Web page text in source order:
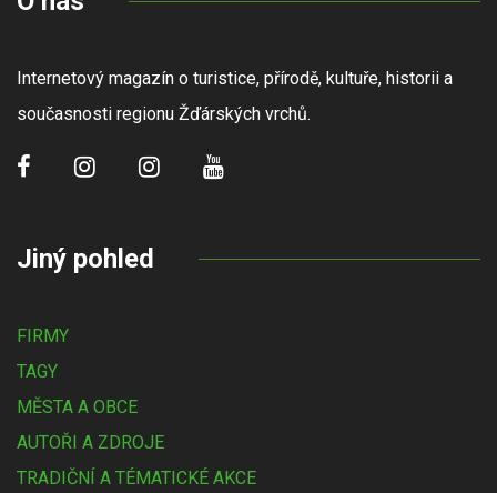
Internetový magazín o turistice, přírodě, kultuře, historii a
současnosti regionu Žďárských vrchů.
Jiný pohled
FIRMY
TAGY
MĚSTA A OBCE
AUTOŘI A ZDROJE
TRADIČNÍ A TÉMATICKÉ AKCE